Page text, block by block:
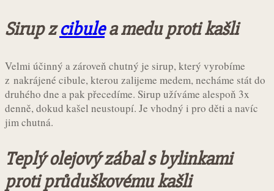
Sirup zcibulea medu proti kašli
Velmi účinný a zároveň chutný je sirup, který vyrobíme
z nakrájené cibule, kterou zalijeme medem, necháme stát do
druhého dne a pak přecedíme. Sirup užíváme alespoň 3x
denně, dokud kašel neustoupí. Je vhodný i pro děti a navíc
jim chutná.
Teplý olejový zábal s bylinkami
proti průduškovému kašli